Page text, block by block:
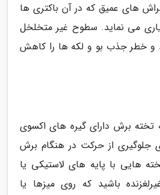
های عمیق که در آن باکتری ها
یاری می نماید. سطوح غیر متخلخل
و خطر جذب بو و لکه ها را کاهش
تخته برش دارای گیره های اکسوی
جلوگیری از حرکت در هنگام برش
هایی با پایه های لاستیکی یا
باشید که روی میزها یا